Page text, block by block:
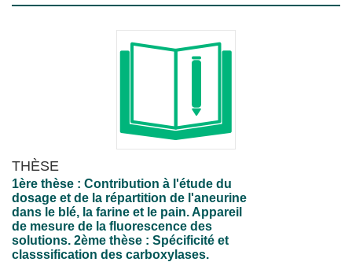
THÈSE
1ère thèse : Contribution à l'étude du
dosage et de la répartition de l'aneurine
dans le blé, la farine et le pain. Appareil
de mesure de la fluorescence des
solutions. 2ème thèse : Spécificité et
classsification des carboxylases.